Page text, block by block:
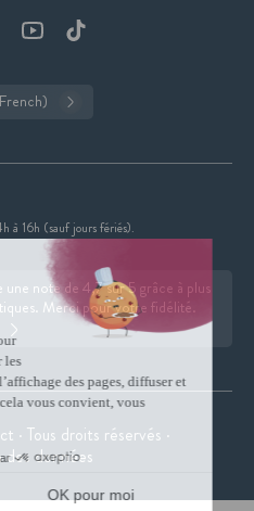
à 16h (sauf jours fériés).
note de 4,7 sur 5 grâce à plus
Merci pour votre fidélité.
Tous droits réservés ·
données